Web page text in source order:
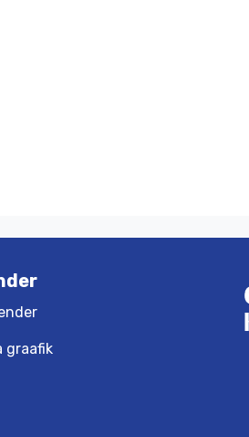
graafik